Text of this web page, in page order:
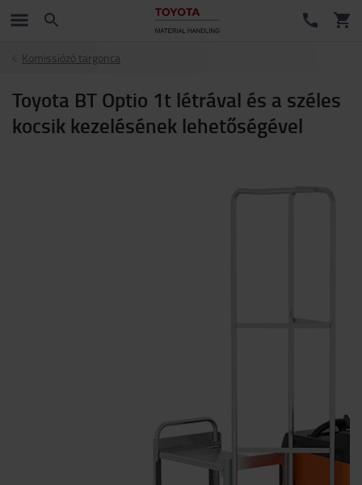
Komissiózó targonca
Toyota BT Optio 1t létrával és a széles
kocsik kezelésének lehetőségével